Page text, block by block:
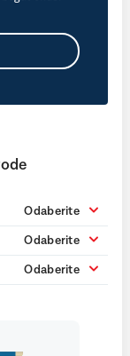
Odaberite
Odaberite
Odaberite